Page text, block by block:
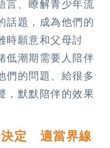
言、瞭解青少年流
話題，成為他們的
時願意和父母討
低潮期需要人陪伴
們的問題、給很多
，默默陪伴的效果
決定 適當界線